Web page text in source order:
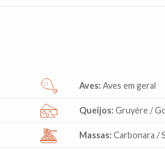
Aves: Aves em geral
Queijos: Gruyére /
Massas: Carbonara /